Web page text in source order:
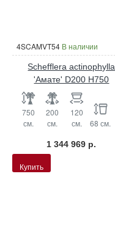
4SCAMVT54 В наличии
Schefflera actinophylla
'Амате' D200 H750
750
см.
200
см.
120
см.
68 см.
1 344 969 р.
Купить